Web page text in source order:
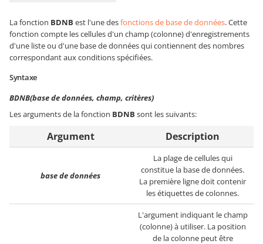
La fonction BDNB est l'une desfonctions de base de données. Cette
fonction compte les cellules d'un champ (colonne) d'enregistrements
d'une liste ou d'une base de données qui contiennent des nombres
correspondant aux conditions spécifiées.
Syntaxe
BDNB(base de données, champ, critères)
Les arguments de la fonction BDNB sont les suivants:
Argument Description
base de données
La plage de cellules qui
constitue la base de données.
La première ligne doit contenir
les étiquettes de colonnes.
L'argument indiquant le champ
(colonne) à utiliser. La position
de la colonne peut être